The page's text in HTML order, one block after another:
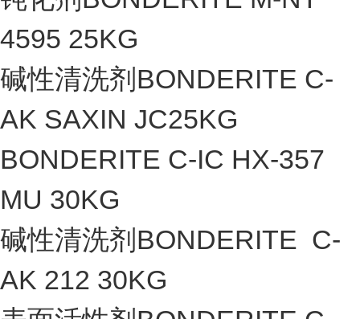
4595 25KG
碱性清洗剂BONDERITE C-
AK SAXIN JC25KG
BONDERITE C-IC HX-357
MU 30KG
碱性清洗剂BONDERITE C-
AK 212 30KG